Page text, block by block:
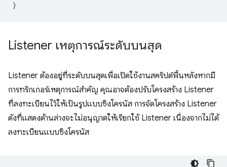
Listener เหตุการณ์ระดับบนสุด
Listener ต้องอยู่ที่ระดับบนสุดเพื่อเปิดใช้งานสคริปต์พื้นหลังหากมี
การทริกเกอร์เหตุการณ์สำคัญ คุณอาจต้องปรับโครงสร้าง Listener
ที่ลงทะเบียนไว้ให้เป็นรูปแบบซิงโครนัส การจัดโครงสร้าง Listener
ดังที่แสดงด้านล่างจะไม่อนุญาตให้เรียกใช้ Listener เนื่องจากไม่ได้
ลงทะเบียนแบบซิงโครนัส